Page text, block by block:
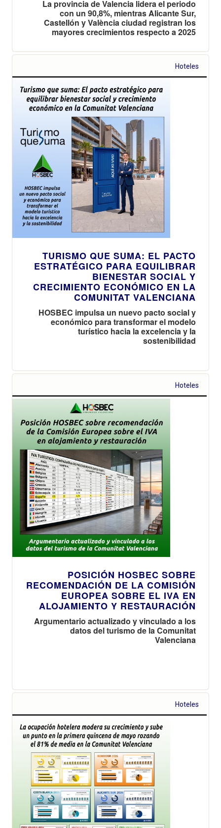
La provincia de Valencia lidera el periodo
con un 90,8%, mientras Alicante Sur,
Castellón y València ciudad registran los
mayores crecimientos respecto a 2025
Hoteles
TURISMO QUE SUMA: EL PACTO
ESTRATÉGICO PARA EQUILIBRAR
BIENESTAR SOCIAL Y
CRECIMIENTO ECONÓMICO EN LA
COMUNITAT VALENCIANA
HOSBEC impulsa un nuevo pacto social y
económico para transformar el modelo
turístico hacia la excelencia y la
sostenibilidad
Hoteles
POSICIÓN HOSBEC SOBRE
RECOMENDACIÓN DE LA COMISIÓN
EUROPEA SOBRE EL IVA EN
ALOJAMIENTO Y RESTAURACIÓN
Argumentario actualizado y vinculado a los
datos del turismo de la Comunitat
Valenciana
Hoteles